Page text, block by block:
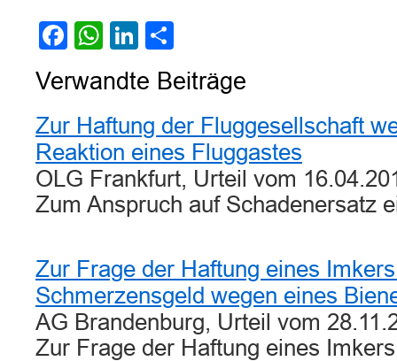
Facebook
WhatsApp
LinkedIn
Verwandte Beiträge
Zur Haftung der Fluggesellschaft
Reaktion eines Fluggastes
OLG Frankfurt, Urteil vom
Zum Anspruch auf Schadenersatz
Zur Frage der Haftung eines
Schmerzensgeld wegen eines
AG Brandenburg, Urteil vom
Zur Frage der Haftung eines